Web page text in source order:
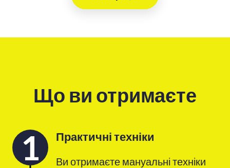
Що ви отримаєте
1 Практичні техніки
Ви отримаєте мануальні техніки